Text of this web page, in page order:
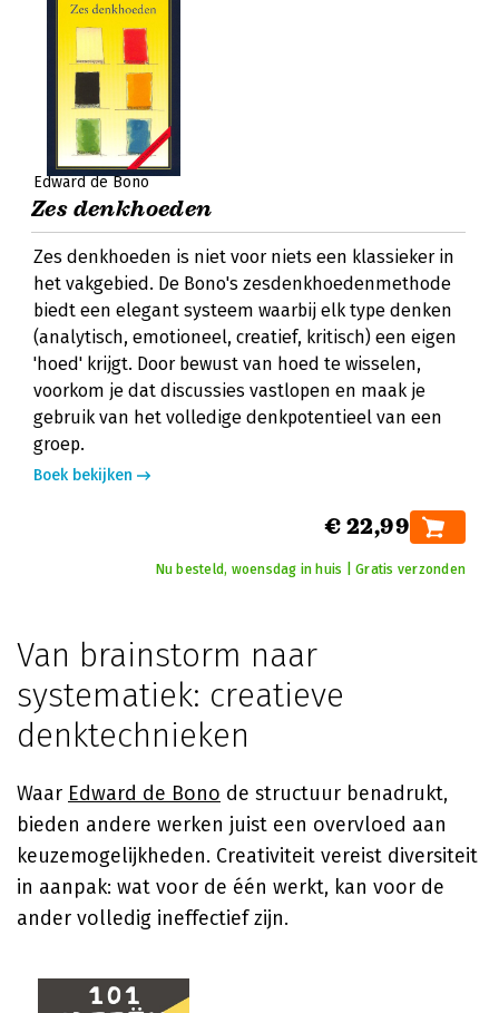
Edward de Bono
Zes denkhoeden
Zes denkhoeden is niet voor niets een klassieker in
het vakgebied. De Bono's zesdenkhoedenmethode
biedt een elegant systeem waarbij elk type denken
(analytisch, emotioneel, creatief, kritisch) een eigen
'hoed' krijgt. Door bewust van hoed te wisselen,
voorkom je dat discussies vastlopen en maak je
gebruik van het volledige denkpotentieel van een
groep.
Boek bekijken
€ 22,99
Nu besteld, woensdag in huis | Gratis verzonden
Van brainstorm naar
systematiek: creatieve
denktechnieken
Waar Edward de Bono de structuur benadrukt,
bieden andere werken juist een overvloed aan
keuzemogelijkheden. Creativiteit vereist diversiteit
in aanpak: wat voor de één werkt, kan voor de
ander volledig ineffectief zijn.